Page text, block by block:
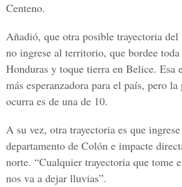
Centeno.
Añadió, que otra posible trayectoria del
no ingrese al territorio, que bordee
Honduras y toque tierra en Belice. Esa
más esperanzadora para el país, pero
ocurra es de una de 10.
A su vez, otra trayectoria es que
departamento de Colón e impacte
norte. “Cualquier trayectoria que tome
nos va a dejar lluvias”.